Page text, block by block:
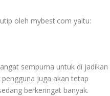
oleh mybest.com yaitu:
sempurna untuk di jadikan
juga akan tetap
berkeringat banyak.